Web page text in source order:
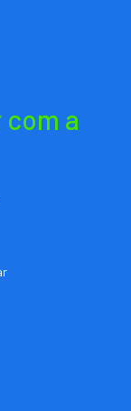
a